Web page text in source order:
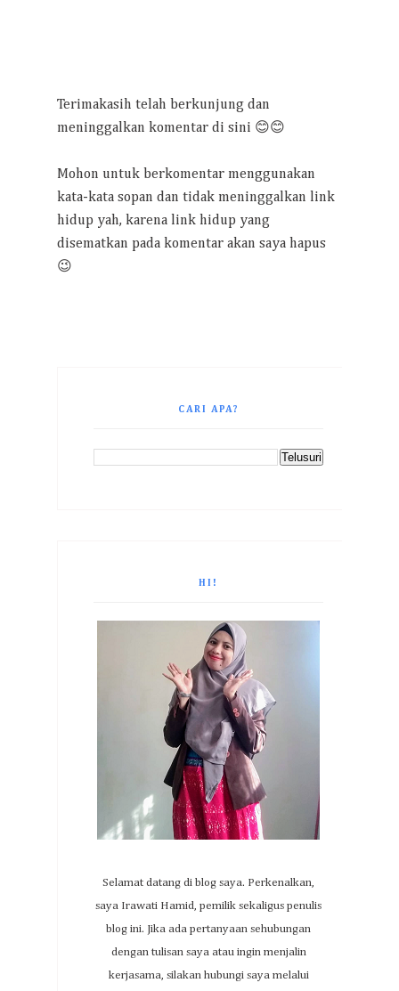
Terimakasih telah berkunjung dan
meninggalkan komentar di sini 😊😊
Mohon untuk berkomentar menggunakan
kata-kata sopan dan tidak meninggalkan link
hidup yah, karena link hidup yang
disematkan pada komentar akan saya hapus
😉
CARI APA?
HI!
Selamat datang di blog saya. Perkenalkan,
saya Irawati Hamid, pemilik sekaligus penulis
blog ini. Jika ada pertanyaan sehubungan
dengan tulisan saya atau ingin menjalin
kerjasama, silakan hubungi saya melalui